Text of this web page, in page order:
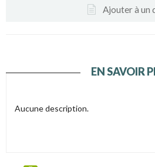
Ajouter à un
EN SAVOIR
Aucune description.